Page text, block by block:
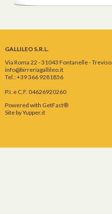
GALLILEO S.R.L.
Via Roma 22 - 31043 Fontanelle - Treviso
info@birreriagallileo.it
Tel.: +39 366 9281856
P.I. e C.F. 04626920260
Powered with GetFast®
Site byYupper.it